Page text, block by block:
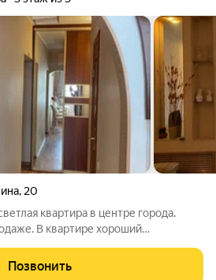
, 20
квартира в центре города.
В квартире хороший
Позвонить